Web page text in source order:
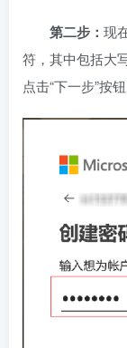
第二步： 现
符，其中包括大
点击“下一步”按钮